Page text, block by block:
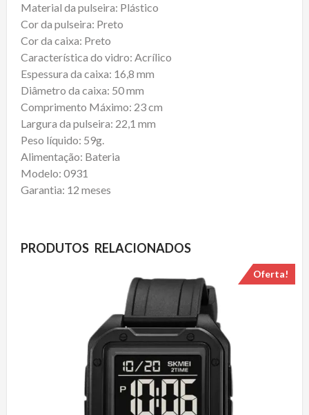
Material da pulseira: Plástico
Cor da pulseira: Preto
Cor da caixa: Preto
Característica do vidro: Acrílico
Espessura da caixa: 16,8 mm
Diâmetro da caixa: 50 mm
Comprimento Máximo: 23 cm
Largura da pulseira: 22,1 mm
Peso líquido: 59g.
Alimentação: Bateria
Modelo: 0931
Garantia: 12 meses
PRODUTOS RELACIONADOS
Oferta!